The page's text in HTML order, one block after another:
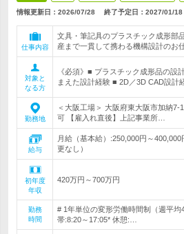
情報更新日：2026/07/28 終了予定日： 2027/01/18
仕事内容
文具・筆記具のプラスチック成形部
産まで一貫して携わる機構設計のお
対象と
なる方
《必須》■ プラスチック成形品の設
まえた設計経験 ■ 2D／3D CAD設計
勤務地
＜大阪工場＞ 大阪府東大阪市加納
可 【雇入れ直後】上記事業所…
給与
月給（基本給）:250,000円～
更なし）
初年度
年収
420万円～700万円
勤務
時間
# 1年単位の変形労働時間制（週平
帯:8:20～17:05* 休憩:…